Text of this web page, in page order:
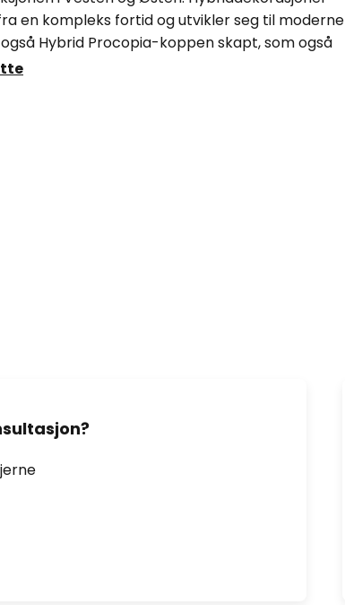
en kompleks fortid og utvikler seg til moderne
Hybrid Procopia-koppen skapt, som også